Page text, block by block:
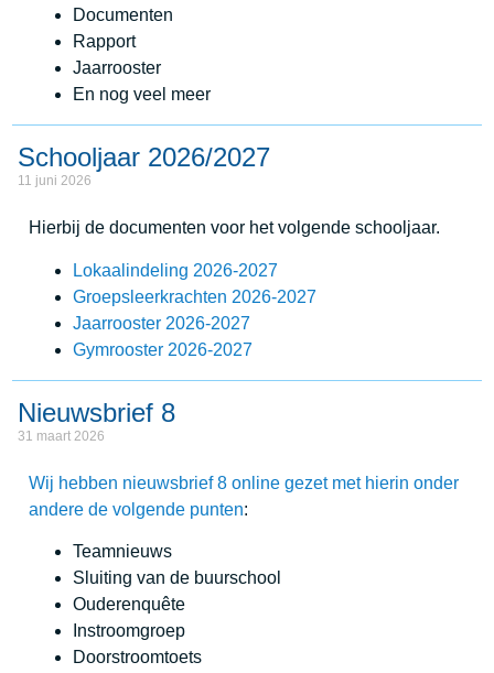
Documenten
Rapport
Jaarrooster
En nog veel meer
Schooljaar 2026/2027
11 juni 2026
Hierbij de documenten voor het volgende schooljaar.
Lokaalindeling 2026-2027
Groepsleerkrachten 2026-2027
Jaarrooster 2026-2027
Gymrooster 2026-2027
Nieuwsbrief 8
31 maart 2026
Wij hebben nieuwsbrief 8 online gezet met hierin onder
andere de volgende punten:
Teamnieuws
Sluiting van de buurschool
Ouderenquête
Instroomgroep
Doorstroomtoets